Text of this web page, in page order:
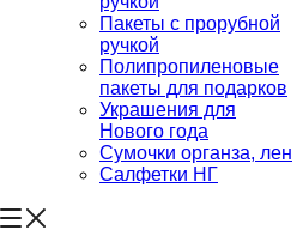
Пакеты с прорубной
ручкой
Полипропиленовые
пакеты для подарков
Украшения для
Нового года
Сумочки органза, лен
Салфетки НГ